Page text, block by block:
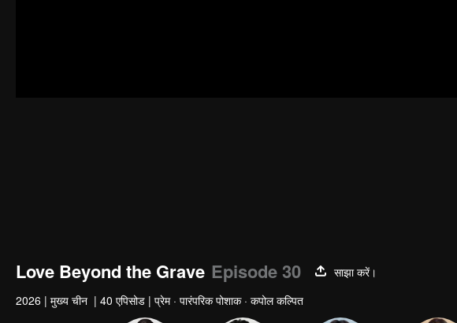
Love Beyond the Grave Episode 30
साझा करें।
2026 | मुख्य चीन | 40 एपिसोड | प्रेम · पारंपरिक पोशाक · कपोल कल्पित